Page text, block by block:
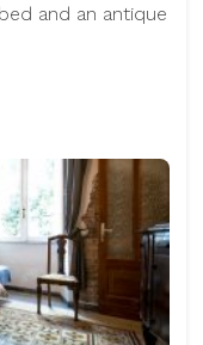
and an antique